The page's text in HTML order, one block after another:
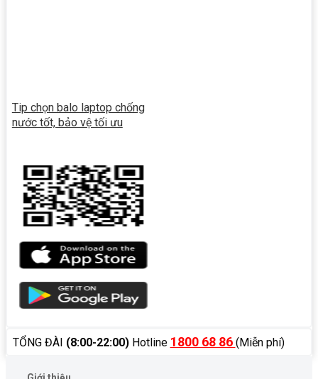
Tip chọn balo laptop chống
nước tốt, bảo vệ tối ưu
TỔNG ĐÀI (8:00-22:00)Hotline 1800 68 86 (Miễn phí)